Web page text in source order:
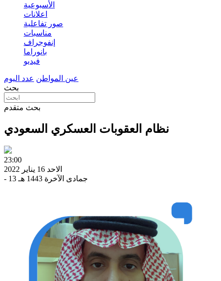
الأسبوعية
اعلانات
صور تفاعلية
مناسبات
إنفوجراف
بانوراما
فيديو
عين المواطن عدد اليوم
بحث
بحث متقدم
نظام العقوبات العسكري السعودي
23:00
الاحد 16 يناير 2022
- 13 جمادى الآخرة 1443 هـ